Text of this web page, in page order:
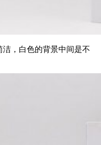
洁，白色的背景中间是不